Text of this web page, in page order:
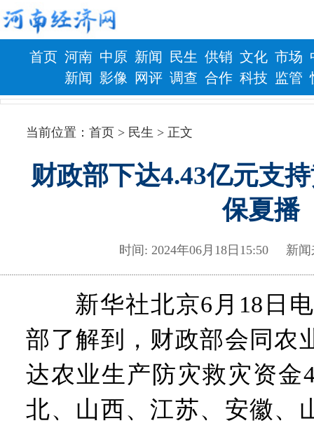
首页 河南
新闻
中原
影像
新闻
网评
民生
调查
供销
合作
文化
科技
市场
监管
财政 健康
当前位置：首页 > 民生 > 正文
财政部下达4.43亿元支
保夏播
时间: 2024年06月18日15:50 新
新华社北京6月18日电
部了解到，财政部会同农
达农业生产防灾救灾资金
北、山西、江苏、安徽、